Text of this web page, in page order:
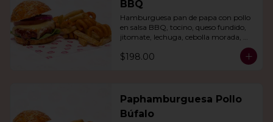
BBQ
Hamburguesa pan de papa con pollo
en salsa BBQ, tocino, queso fundido,
jitomate, lechuga, cebolla morada,
$198.00
Paphamburguesa Pollo
Búfalo